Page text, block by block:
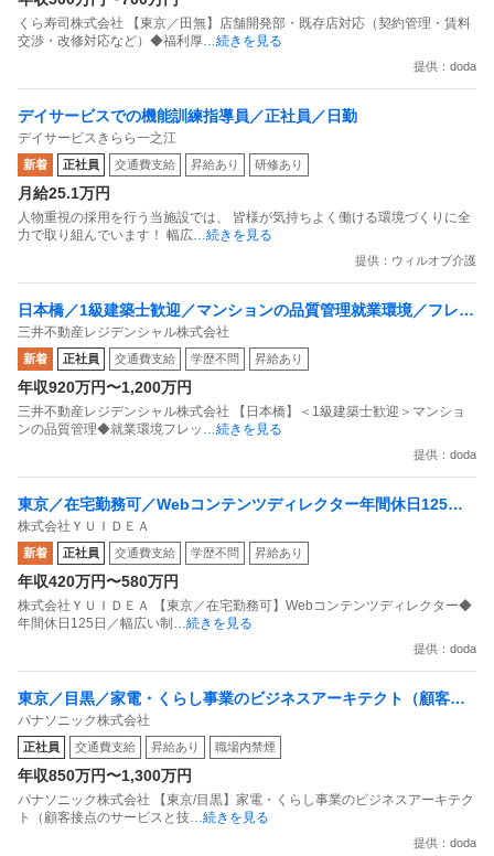
くら寿司株式会社 【東京／田無】店舗開発部・既存店対応（契約管理・賃料
交渉・改修対応など）◆福利厚…続きを見る
提供：doda
デイサービスでの機能訓練指導員／正社員／日勤
デイサービスきらら一之江
新着 正社員 交通費支給 昇給あり 研修あり
月給25.1万円
人物重視の採用を行う当施設では、 皆様が気持ちよく働ける環境づくりに全
力で取り組んでいます！ 幅広…続きを見る
提供：ウィルオブ介護
日本橋／1級建築士歓迎／マンションの品質管理就業環境／フレッ
クス／週2リモート／残業10h程
三井不動産レジデンシャル株式会社
新着 正社員 交通費支給 学歴不問 昇給あり
年収920万円〜1,200万円
三井不動産レジデンシャル株式会社 【日本橋】＜1級建築士歓迎＞マンショ
ンの品質管理◆就業環境フレッ …続きを見る
提供：doda
東京／在宅勤務可／Webコンテンツディレクター年間休日125日
／幅広い制作物を経験できる
株式会社ＹＵＩＤＥＡ
新着 正社員 交通費支給 学歴不問 昇給あり
年収420万円〜580万円
株式会社ＹＵＩＤＥＡ 【東京／在宅勤務可】Webコンテンツディレクター◆
年間休日125日／幅広い制 …続きを見る
提供：doda
東京／目黒／家電・くらし事業のビジネスアーキテクト（顧客接
点のサービスと技術の繋ぎ込み・基盤構築）
パナソニック株式会社
正社員 交通費支給 昇給あり 職場内禁煙
年収850万円〜1,300万円
パナソニック株式会社 【東京/目黒】家電・くらし事業のビジネスアーキテク
ト（顧客接点のサービスと技…続きを見る
提供：doda